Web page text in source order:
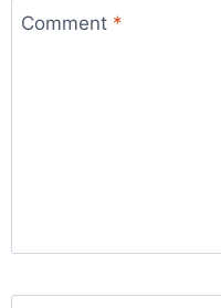
Comment *